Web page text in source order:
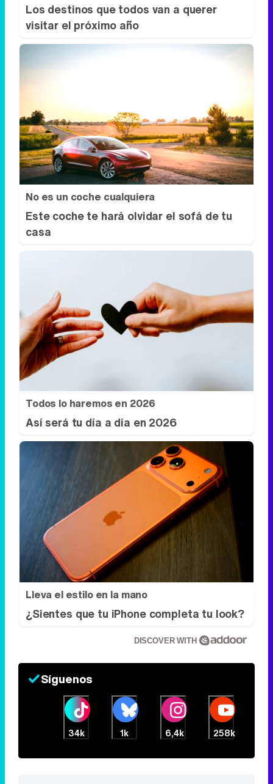
Los destinos que todos van a querer
visitar el próximo año
No es un coche cualquiera
Este coche te hará olvidar el sofá de tu
casa
Todos lo haremos en 2026
Así será tu día a día en 2026
Lleva el estilo en la mano
¿Sientes que tu iPhone completa tu look?
DISCOVER WITH
Síguenos
34k 1k 6,4k 258k